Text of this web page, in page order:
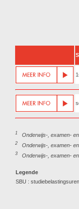
1 Onderwijs-, examen-
2 Onderwijs-, examen-
3 Onderwijs-, examen-
Legende
SBU : studiebelastingsuren